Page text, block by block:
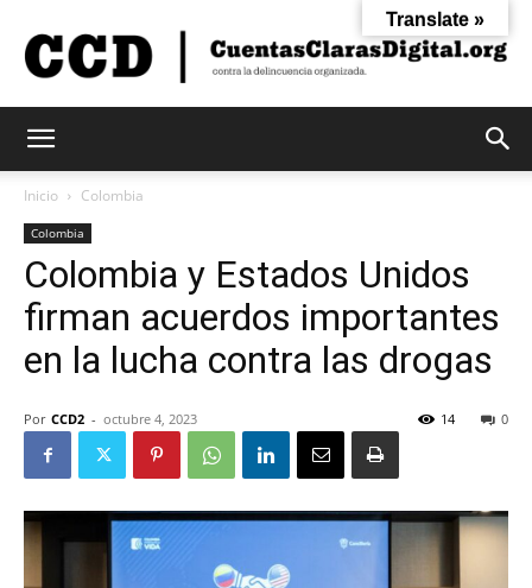
Claras
Digital
Inicio Colombia
Colombia
Colombia y Estados Unidos
firman acuerdos importantes
en la lucha contra las drogas
Por CCD2 - octubre 4, 2023 0
14
Translate »